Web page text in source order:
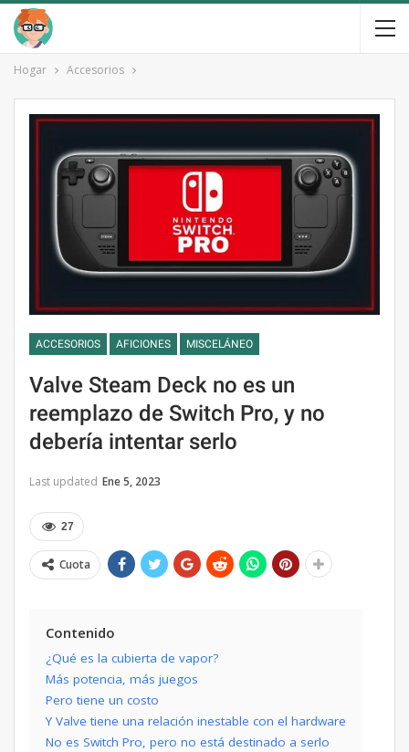
Hogar Accesorios
ACCESORIOS AFICIONES MISCELÁNEO
Valve Steam Deck no es un
reemplazo de Switch Pro, y no
debería intentar serlo
Last updated Ene 5, 2023
27
Cuota
Contenido
¿Qué es la cubierta de vapor?
Más potencia, más juegos
Pero tiene un costo
Y Valve tiene una relación inestable con el hardware
No es Switch Pro, pero no está destinado a serlo